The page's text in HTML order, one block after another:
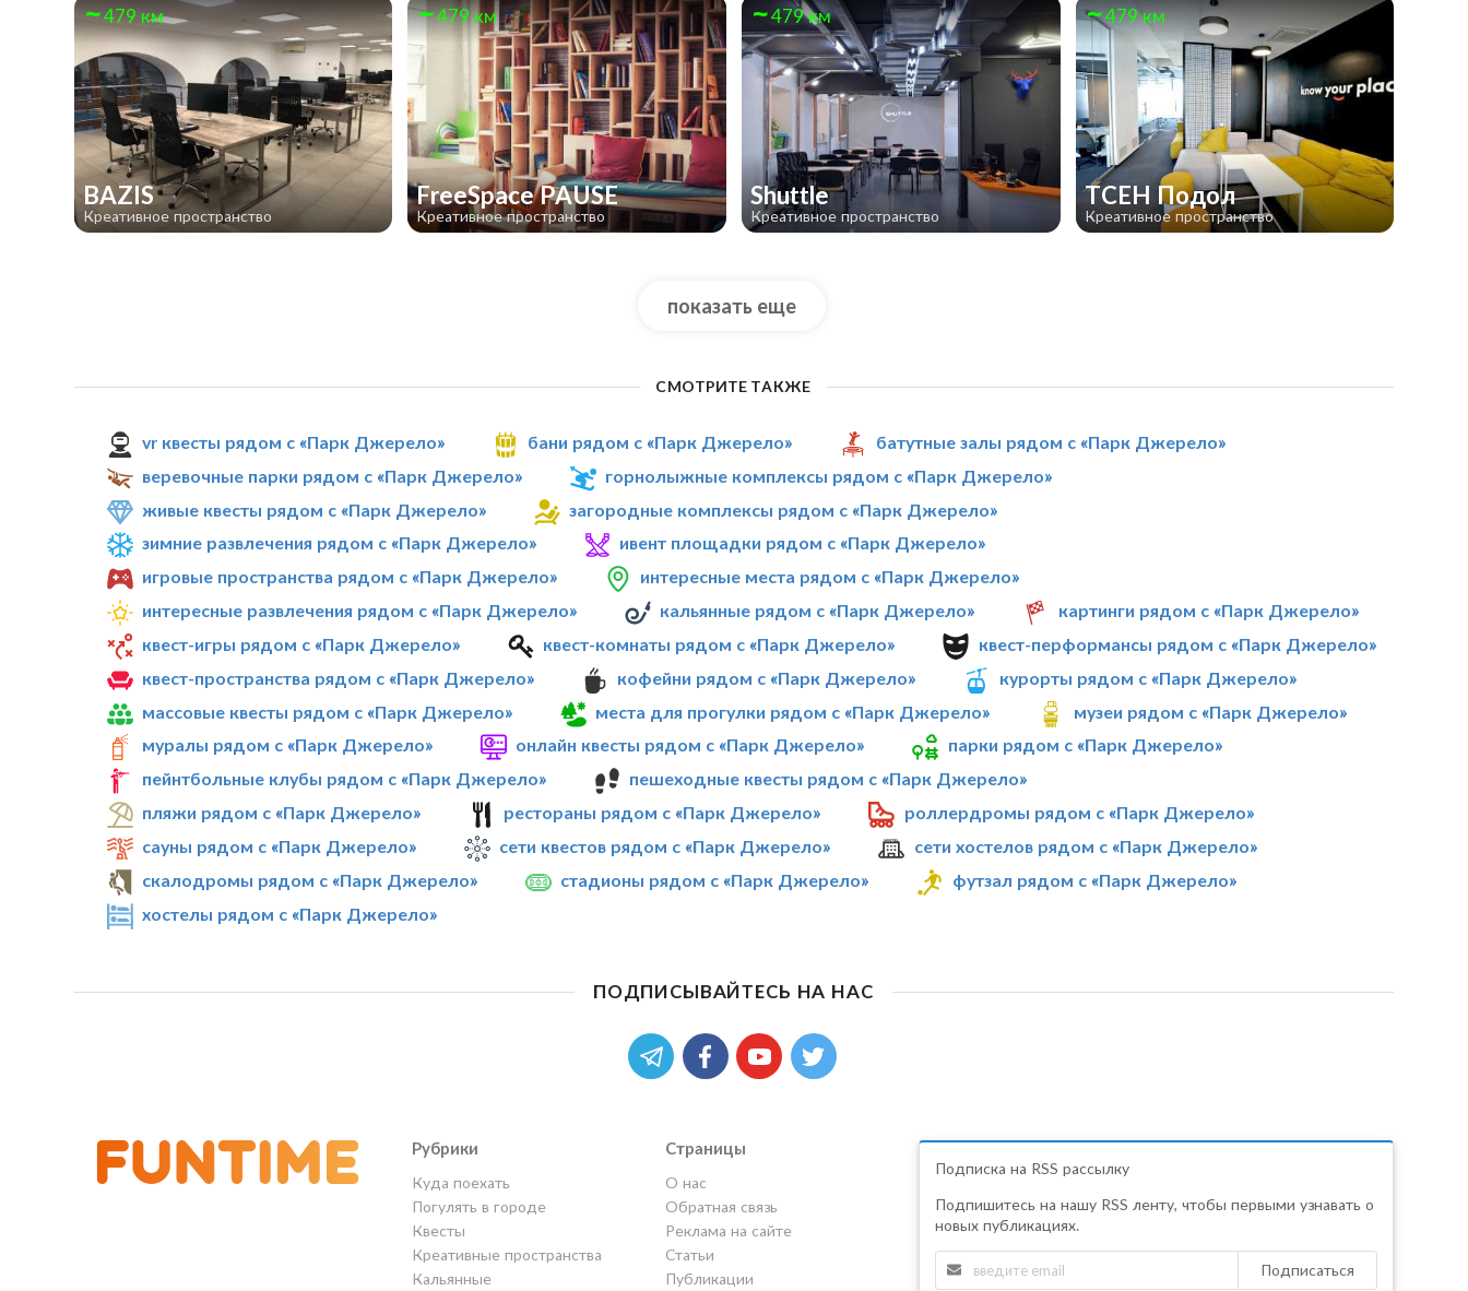
479 км
BAZIS
Креативное пространство
479 км
FreeSpace PAUSE
Креативное пространство
479 км
Shuttle
Креативное пространство
479 км
TCEH Подол
Креативное пространство
показать еще
СМОТРИТЕ ТАКЖЕ
vr квесты рядом с «Парк Джерело» бани рядом с «Парк Джерело»
батутные залы рядом с «Парк Джерело»
веревочные парки рядом с «Парк Джерело»
горнолыжные комплексы рядом с «Парк Джерело»
живые квесты рядом с «Парк Джерело»
загородные комплексы рядом с «Парк Джерело»
зимние развлечения рядом с «Парк Джерело»
ивент площадки рядом с «Парк Джерело»
игровые пространства рядом с «Парк Джерело»
интересные места рядом с «Парк Джерело»
интересные развлечения рядом с «Парк Джерело»
кальянные рядом с «Парк Джерело»
картинги рядом с «Парк Джерело»
квест-игры рядом с «Парк Джерело»
квест-комнаты рядом с «Парк Джерело»
квест-перформансы рядом с «Парк Джерело»
квест-пространства рядом с «Парк Джерело»
кофейни рядом с «Парк Джерело»
курорты рядом с «Парк Джерело»
массовые квесты рядом с «Парк Джерело»
места для прогулки рядом с «Парк Джерело»
музеи рядом с «Парк Джерело»
муралы рядом с «Парк Джерело»
онлайн квесты рядом с «Парк Джерело»
парки рядом с «Парк Джерело»
пейнтбольные клубы рядом с «Парк Джерело»
пешеходные квесты рядом с «Парк Джерело»
пляжи рядом с «Парк Джерело»
рестораны рядом с «Парк Джерело»
роллердромы рядом с «Парк Джерело»
сауны рядом с «Парк Джерело»
сети квестов рядом с «Парк Джерело»
сети хостелов рядом с «Парк Джерело»
скалодромы рядом с «Парк Джерело»
стадионы рядом с «Парк Джерело»
футзал рядом с «Парк Джерело»
хостелы рядом с «Парк Джерело»
ПОДПИСЫВАЙТЕСЬ НА НАС
Рубрики
Куда поехать
Погулять в городе
Квесты
Креативные пространства
Кальянные
Страницы
О нас
Обратная связь
Реклама на сайте
Статьи
Публикации
Подписка на RSS рассылку
Подпишитесь на нашу RSS ленту, чтобы первыми узнавать о
новых публикациях.
Подписаться